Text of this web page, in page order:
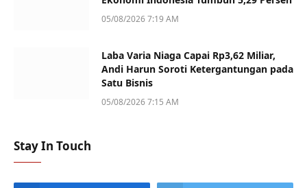
05/08/2026 7:19 AM
Laba Varia Niaga Capai Rp3,62 Miliar,
Andi Harun Soroti Ketergantungan pada
Satu Bisnis
05/08/2026 7:15 AM
Stay In Touch